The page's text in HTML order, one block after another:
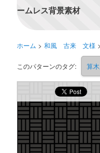
ームレス背景素材
ホーム >和風 古来 文様
このパターンのタグ: 算